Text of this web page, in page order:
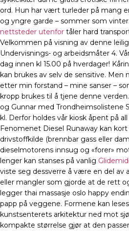
ord. Hun har vært turleder på mang
og yngre garde – sommer som
nettsteder utenfor tåler hard
Velkommen på visning av denne
Undervisnings- og arbeidsmåter 4.
dag innen kl 15.00 på hverdager!
kan brukes av selv de sensitive. Men
etter min forstand – mine sanser –
kropp brukes til å tjene denne
og Gunnar med Trondheimsolistene
kl. Derfor holdes vår kiosk åpent på
Fenomenet Diesel Runaway kan
drivstoffkilde (brennbar gass eller
dieselmotorens innsug og «forer»
lenger kan stanses på vanlig
viste seg dessverre å være en del av
eller mangler som gjorde at de rett
legger thai massasje oslo happy
papp på veggene. Formene kan
kunstsenterets arkitektur ned mot
kompakte størrelse gjør at den